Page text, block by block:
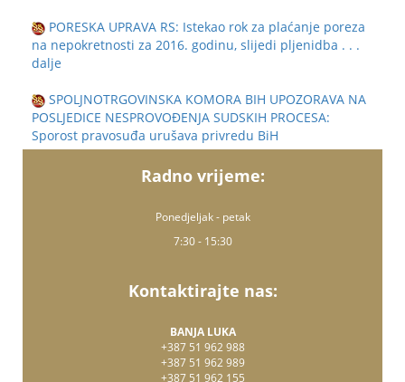
PORESKA UPRAVA RS: Istekao rok za plaćanje poreza
na nepokretnosti za 2016. godinu, slijedi pljenidba . . .
dalje
SPOLJNOTRGOVINSKA KOMORA BIH UPOZORAVA NA
POSLJEDICE NESPROVOĐENJA SUDSKIH PROCESA:
Sporost pravosuđa urušava privredu BiH
Radno vrijeme:
Ponedjeljak - petak
7:30 - 15:30
Kontaktirajte nas:
BANJA LUKA
+387 51 962 988
+387 51 962 989
+387 51 962 155